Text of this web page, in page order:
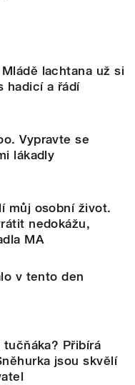
lachtana už si
hadicí a řádí
Vypravte se
lákadly
můj osobní život.
nedokážu,
MA
v tento den
Přibírá
jsou skvělí